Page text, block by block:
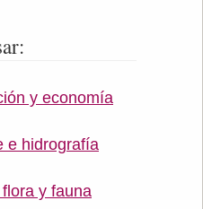
y economía
e hidrografía
y fauna